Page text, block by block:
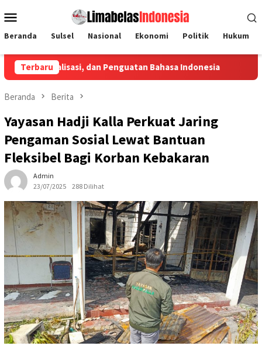
ke
Mobile
Beranda Sulsel Nasional Ekonomi Politik Hukum
Terbaru
dan Penguatan Bahasa Indonesia Penyaluran Kredit
Beranda Berita
Yayasan Hadji Kalla Perkuat Jaring
Pengaman Sosial Lewat Bantuan
Fleksibel Bagi Korban Kebakaran
Admin
23/07/2025
288 Dilihat